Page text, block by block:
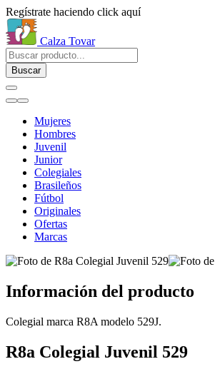
Regístrate haciendo click aquí
Calza Tovar
Buscar
Mujeres
Hombres
Juvenil
Junior
Colegiales
Brasileños
Fútbol
Originales
Ofertas
Marcas
Información del producto
Colegial marca R8A modelo 529J.
R8a Colegial Juvenil 529